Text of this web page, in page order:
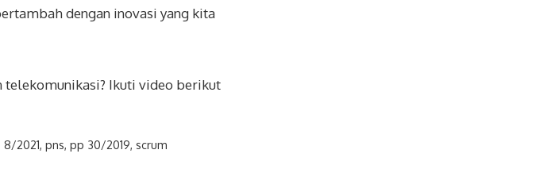
dengan inovasi yang kita
telekomunikasi? Ikuti video berikut
8/2021,pns,pp 30/2019,scrum